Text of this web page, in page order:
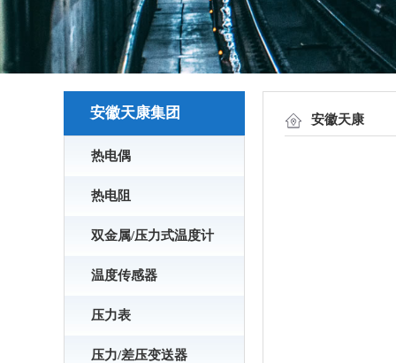
安徽天康集团
热电偶
热电阻
双金属/压力式温度计
温度传感器
压力表
压力/差压变送器
安徽天康